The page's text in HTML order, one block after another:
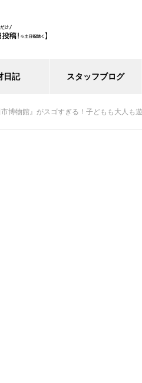
日記 スタッフブログ
博物館』がスゴすぎる！子どもも大人も